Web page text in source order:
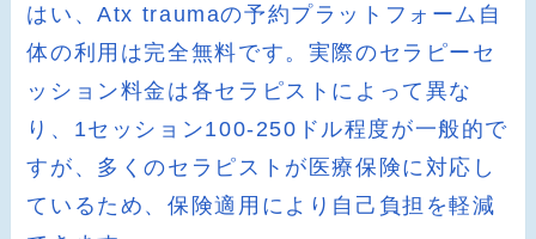
はい、Atx traumaの予約プラットフォーム自
体の利用は完全無料です。実際のセラピーセ
ッション料金は各セラピストによって異な
り、1セッション100-250ドル程度が一般的で
すが、多くのセラピストが医療保険に対応し
ているため、保険適用により自己負担を軽減